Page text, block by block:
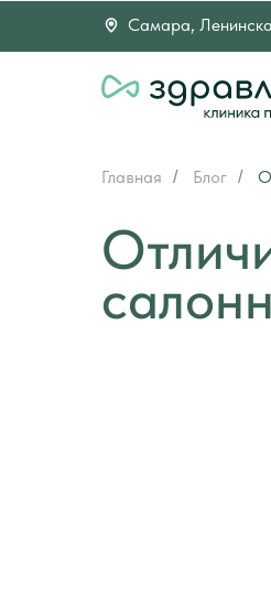
Самара,
Главная / Блог /